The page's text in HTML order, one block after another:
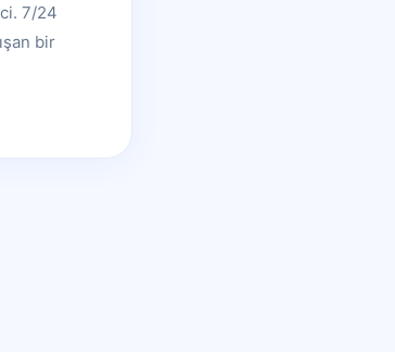
7/24
bir